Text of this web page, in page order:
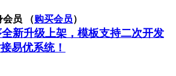
会员 （购买会员）
新升级上架，模板支持二次开发
易优系统！